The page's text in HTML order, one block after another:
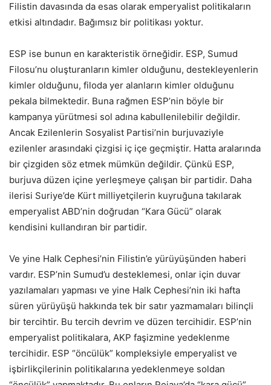
Filistin davasında da esas olarak emperyalist politikaların
etkisi altındadır. Bağımsız bir politikası yoktur.
ESP ise bunun en karakteristik örneğidir. ESP, Sumud
Filosu’nu oluşturanların kimler olduğunu, destekleyenlerin
kimler olduğunu, filoda yer alanların kimler olduğunu
pekala bilmektedir. Buna rağmen ESP’nin böyle bir
kampanya yürütmesi sol adına kabullenilebilir değildir.
Ancak Ezilenlerin Sosyalist Partisi’nin burjuvaziyle
ezilenler arasındaki çizgisi iç içe geçmiştir. Hatta aralarında
bir çizgiden söz etmek mümkün değildir. Çünkü ESP,
burjuva düzen içine yerleşmeye çalışan bir partidir. Daha
ilerisi Suriye’de Kürt milliyetçilerin kuyruğuna takılarak
emperyalist ABD’nin doğrudan “Kara Gücü” olarak
kendisini kullandıran bir partidir.
Ve yine Halk Cephesi’nin Filistin’e yürüyüşünden haberi
vardır. ESP’nin Sumud’u desteklemesi, onlar için duvar
yazılamaları yapması ve yine Halk Cephesi’nin iki hafta
süren yürüyüşü hakkında tek bir satır yazmamaları bilinçli
bir tercihtir. Bu tercih devrim ve düzen tercihidir. ESP’nin
emperyalist politikalara, AKP faşizmine yedeklenme
tercihidir. ESP “öncülük” kompleksiyle emperyalist ve
işbirlikçilerinin politikalarına yedeklenmeye soldan